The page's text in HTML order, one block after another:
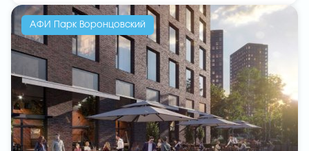
АФИ Парк Воронцовский